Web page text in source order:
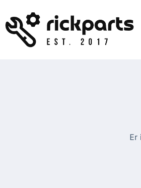
de
inhoud
Er